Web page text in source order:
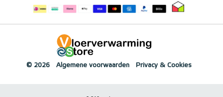
© 2026 Algemene voorwaarden Privacy & Cookies